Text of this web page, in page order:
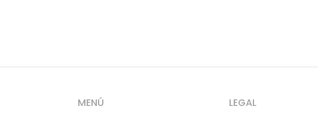
MENÚ LEGAL